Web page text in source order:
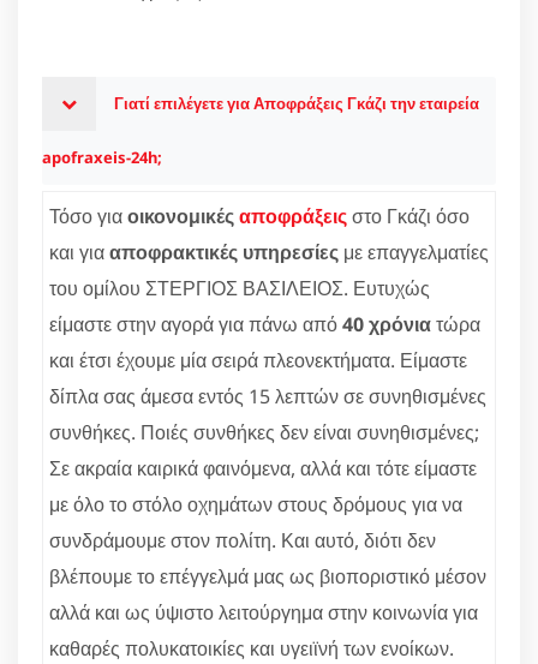
Γιατί επιλέγετε για Αποφράξεις Γκάζι την εταιρεία
apofraxeis-24h;
Τόσο γιαοικονομικέςαποφράξειςστο Γκάζι όσο
και γιααποφρακτικές υπηρεσίες με επαγγελματίες
του ομίλου ΣΤΕΡΓΙΟΣ ΒΑΣΙΛΕΙΟΣ. Ευτυχώς
είμαστε στην αγορά για πάνω από40 χρόνιατώρα
και έτσι έχουμε μία σειρά πλεονεκτήματα. Είμαστε
δίπλα σας άμεσα εντός 15 λεπτών σε συνηθισμένες
συνθήκες. Ποιές συνθήκες δεν είναι συνηθισμένες;
Σε ακραία καιρικά φαινόμενα, αλλά και τότε είμαστε
με όλο το στόλο οχημάτων στους δρόμους για να
συνδράμουμε στον πολίτη. Και αυτό, διότι δεν
βλέπουμε το επέγγελμά μας ως βιοποριστικό μέσον
αλλά και ως ύψιστο λειτούργημα στην κοινωνία για
καθαρές πολυκατοικίες και υγειϊνή των ενοίκων.